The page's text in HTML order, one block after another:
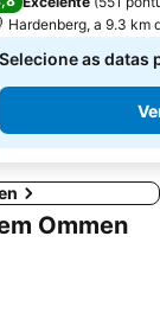
Hardenberg, a 9.3 km
Selecione as datas
Ommen